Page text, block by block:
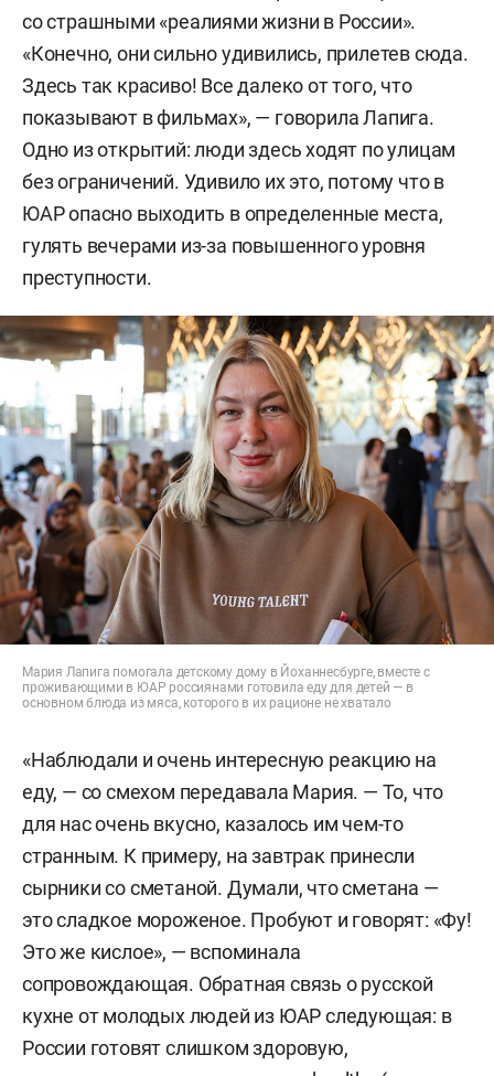
со страшными «реалиями жизни в России».
«Конечно, они сильно удивились, прилетев сюда.
Здесь так красиво! Все далеко от того, что
показывают в фильмах», — говорила Лапига.
Одно из открытий: люди здесь ходят по улицам
без ограничений. Удивило их это, потому что в
ЮАР опасно выходить в определенные места,
гулять вечерами из-за повышенного уровня
преступности.
Мария Лапига помогала детскому дому в Йоханнесбурге, вместе с
проживающими в ЮАР россиянами готовила еду для детей — в
основном блюда из мяса, которого в их рационе не хватало
«Наблюдали и очень интересную реакцию на
еду, — со смехом передавала Мария. — То, что
для нас очень вкусно, казалось им чем-то
странным. К примеру, на завтрак принесли
сырники со сметаной. Думали, что сметана —
это сладкое мороженое. Пробуют и говорят: «Фу!
Это же кислое», — вспоминала
сопровождающая. Обратная связь о русской
кухне от молодых людей из ЮАР следующая: в
России готовят слишком здоровую,